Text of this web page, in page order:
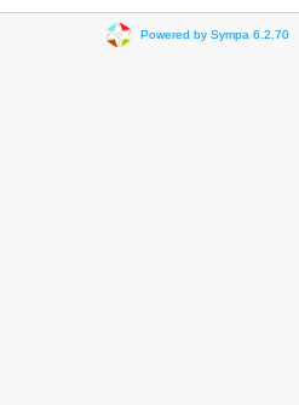
Powered by Sympa 6.2.70